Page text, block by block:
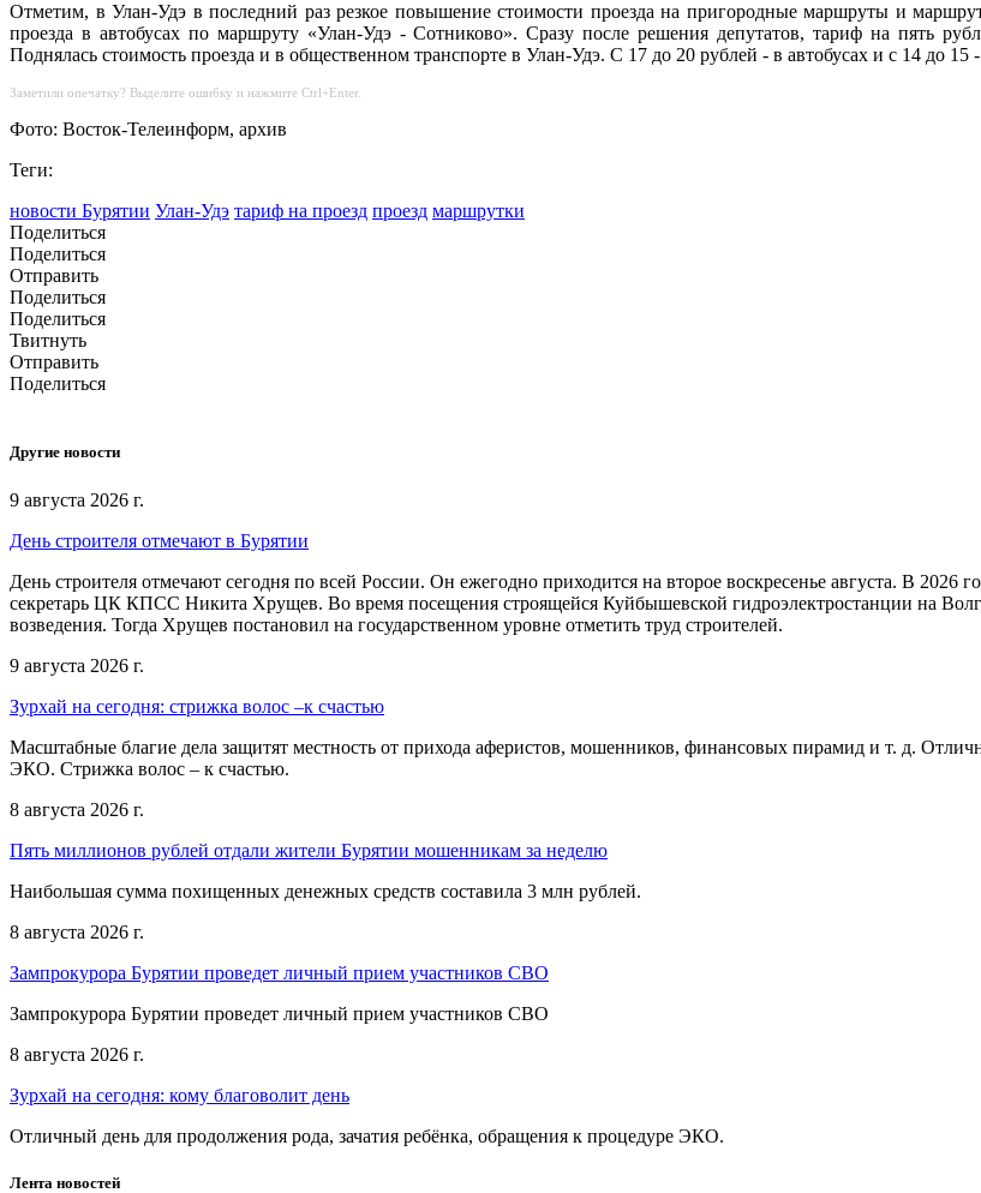
Отметим, в Улан-Удэ в последний раз резкое повышение стоимости проезда на пригородные маршруты и
проезда в автобусах по маршруту «Улан-Удэ - Сотниково». Сразу после решения депутатов, тариф на пять
Поднялась стоимость проезда и в общественном транспорте в Улан-Удэ. С 17 до 20 рублей - в автобусах и с 14 до 15
Заметили опечатку? Выделите ошибку и нажмите Ctrl+Enter.
Фото: Восток-Телеинформ, архив
Теги:
новости Бурятии Улан-Удэ тариф на проезд проезд маршрутки
Поделиться
Поделиться
Отправить
Поделиться
Поделиться
Твитнуть
Отправить
Поделиться
Другие новости
9 августа 2026 г.
День строителя отмечают в Бурятии
День строителя отмечают сегодня по всей России. Он ежегодно приходится на второе воскресенье августа. В 2026
секретарь ЦК КПСС Никита Хрущев. Во время посещения строящейся Куйбышевской гидроэлектростанции на
возведения. Тогда Хрущев постановил на государственном уровне отметить труд строителей.
9 августа 2026 г.
Зурхай на сегодня: стрижка волос –к счастью
Масштабные благие дела защитят местность от прихода аферистов, мошенников, финансовых пирамид и т. д.
ЭКО. Стрижка волос – к счастью.
8 августа 2026 г.
Пять миллионов рублей отдали жители Бурятии мошенникам за неделю
Наибольшая сумма похищенных денежных средств составила 3 млн рублей.
8 августа 2026 г.
Зампрокурора Бурятии проведет личный прием участников СВО
Зампрокурора Бурятии проведет личный прием участников СВО
8 августа 2026 г.
Зурхай на сегодня: кому благоволит день
Отличный день для продолжения рода, зачатия ребёнка, обращения к процедуре ЭКО.
Лента новостей